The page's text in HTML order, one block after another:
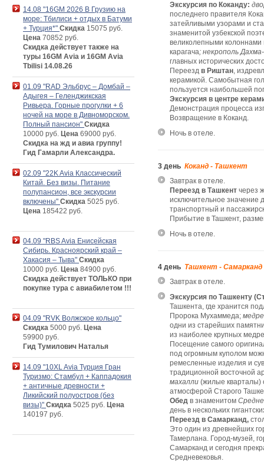
Экскурсия по Коканду:
последнего правителя
затейливыми узорами и
знаменитой узбекской
великолепными колоннами
карагача; некрополь
главных исторических
Переезд в Риштан,
керамикой. Самобытная
пользуется наибольшей
Экскурсия в центре
Демонстрация процесса
Возвращение в Коканд.
Ночь в отеле.
3 день Коканд - Ташкент
Завтрак в отеле.
Переезд в Ташкент через
исключительное значение
транспортный и
Прибытие в Ташкент,
Ночь в отеле.
4 день Ташкент - Самарканд
Завтрак в отеле.
Экскурсия по Ташкенту
Ташкента, где хранится
Пророка Мухаммеда;
одни из старейших
из наиболее крупных
Посещение самого
под огромным куполом
ремесленные изделия и
традиционной восточной
махалли (жилые кварталы)
атмосферой Старого
Обед в знаменитом
день в нескольких
Переезд в Самарканд,
Это один из древнейших
Тамерлана. Город-музей,
Самарканд и сегодня
Средневековья.
14.08 "16GM 2026 В Грузию на
море: Тбилиси + отдых в Батуми
+ Турция*" Скидка 15075 руб.
Цена 70852 руб.
Скидка действует также на
туры 16GM Avia и 16GM Avia
Tbilisi 14.08.26
01.09 "RAD Эльбрус – Домбай –
Адыгея – Геленджикская
Ривьера. Горные прогулки + 6
ночей на море в Дивноморском.
Полный пансион" Скидка
10000 руб. Цена 69000 руб.
Скидка на жд и авиа группу!
Гид Гамарли Александра.
02.09 "22K Avia Классический
Китай. Без визы. Питание
полупансион, все экскурсии
включены" Скидка 5025 руб.
Цена 185422 руб.
04.09 "RBS Avia Енисейская
Сибирь. Красноярский край –
Хакасия – Тыва" Скидка
10000 руб. Цена 84900 руб.
Скидка действует ТОЛЬКО при
покупке тура с авиабилетом !!!
04.09 "RVK Волжское кольцо"
Скидка 5000 руб. Цена
59900 руб.
Гид Тумилович Наталья
14.09 "10XL Avia Турция Гран
Туризмо: Стамбул + Каппадокия
+ античные древности +
Ликийский полуостров (без
визы)" Скидка 5025 руб. Цена
140197 руб.